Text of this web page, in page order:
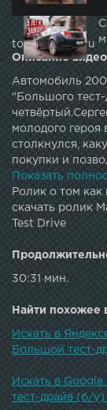
topautotube.ru
Описание
Автомобиль
"Большого
молодого
столкнулся,
покупки и
с
драйв» - Сайт: |
Vkontakte: | LJ:
Показать
Ролик о том как
скачать ролик
Test Drive
30:31 мин.
Найти похожее
Искать в
Большой тест-
Искать в
тест-драйв (б/